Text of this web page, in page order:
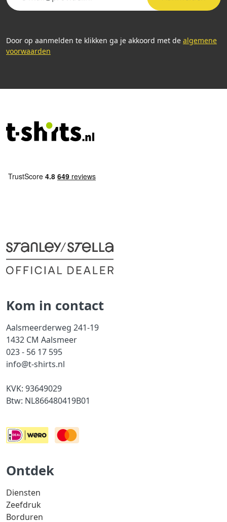
Door op aanmelden te klikken ga je akkoord met de algemene
voorwaarden
Kom in contact
Aalsmeerderweg 241-19
1432 CM Aalsmeer
023 - 56 17 595
info@t-shirts.nl
KVK: 93649029
Btw: NL866480419B01
Ontdek
Diensten
Zeefdruk
Borduren